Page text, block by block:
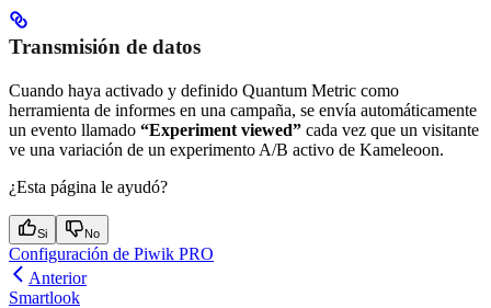
Transmisión de datos
Cuando haya activado y definido Quantum Metric como
herramienta de informes en una campaña, se envía automáticamente
un evento llamado “Experiment viewed” cada vez que un visitante
ve una variación de un experimento A/B activo de Kameleoon.
¿Esta página le ayudó?
Si No
Configuración de Piwik PRO
Anterior
Smartlook